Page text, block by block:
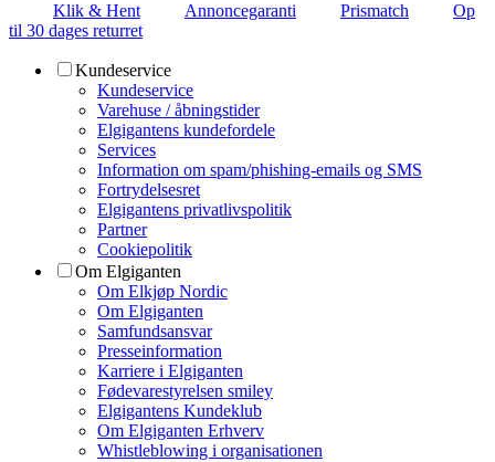
Klik & Hent Annoncegaranti Prismatch
Op
til 30 dages returret
Kundeservice
Kundeservice
Varehuse / åbningstider
Elgigantens kundefordele
Services
Information om spam/phishing-emails og SMS
Fortrydelsesret
Elgigantens privatlivspolitik
Partner
Cookiepolitik
Om Elgiganten
Om Elkjøp Nordic
Om Elgiganten
Samfundsansvar
Presseinformation
Karriere i Elgiganten
Fødevarestyrelsen smiley
Elgigantens Kundeklub
Om Elgiganten Erhverv
Whistleblowing i organisationen